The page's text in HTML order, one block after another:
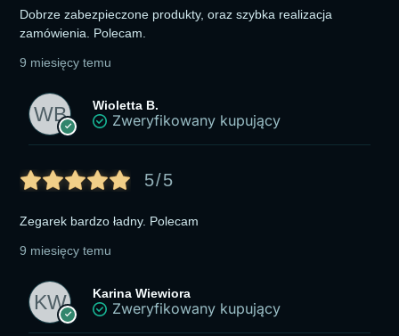
Dobrze zabezpieczone produkty, oraz szybka realizacja
zamówienia. Polecam.
9 miesięcy temu
Wioletta B.
Zweryfikowany kupujący
5/5
Zegarek bardzo ładny. Polecam
9 miesięcy temu
Karina Wiewiora
Zweryfikowany kupujący